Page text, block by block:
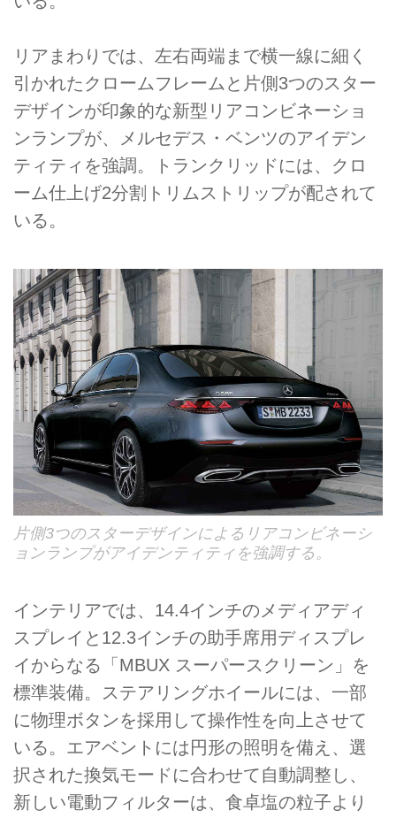
リアまわりでは、左右両端まで横一線に細く
引かれたクロームフレームと片側3つのスター
デザインが印象的な新型リアコンビネーショ
ンランプが、メルセデス・ベンツのアイデン
ティティを強調。トランクリッドには、クロ
ーム仕上げ2分割トリムストリップが配されて
いる。
片側3つのスターデザインによるリアコンビネーシ
ョンランプがアイデンティティを強調する。
インテリアでは、14.4インチのメディアディ
スプレイと12.3インチの助手席用ディスプレ
イからなる「MBUX スーパースクリーン」を
標準装備。ステアリングホイールには、一部
に物理ボタンを採用して操作性を向上させて
いる。エアベントには円形の照明を備え、選
択された換気モードに合わせて自動調整し、
新しい電動フィルターは、食卓塩の粒子より